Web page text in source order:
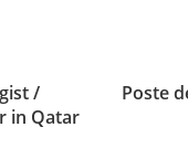
/
in Qatar
Poste